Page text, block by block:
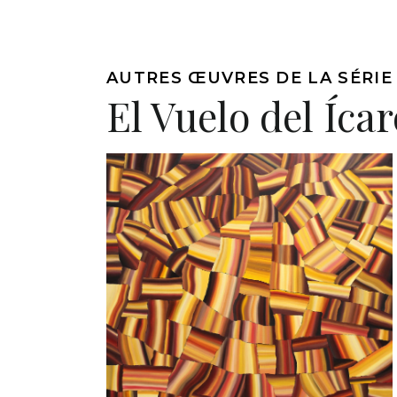
AUTRES ŒUVRES DE LA SÉRIE
El Vuelo del